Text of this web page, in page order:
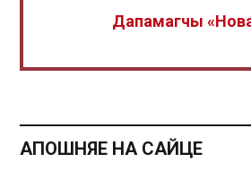
Дапамагчы
АПОШНЯЕ НА САЙЦЕ